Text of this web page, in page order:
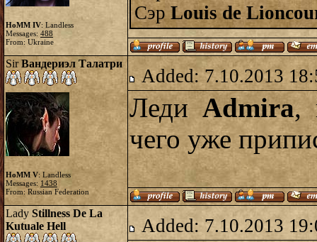
HoMM IV: Landless
Messages: 488
From: Ukraine
СэрLouis de
SirВандериэл Талатри
HoMM V: Landless
Messages: 1438
From: Russian Federation
Added: 7.10.2013
ЛедиAdmira,
чего уже
Lady Stillness De La
Kutuale Hell
Added: 7.10.2013